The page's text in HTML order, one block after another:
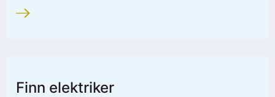
Finn elektriker